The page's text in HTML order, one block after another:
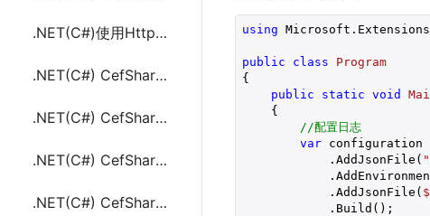
.NET(C#)使用HttpClient请求JSON数据的示例代码
.NET(C#) CefSharp CommandLine开关参数配置和读取网页源代码方法及示例代码
.NET(C#) CefSharp 下载获取页面中指定的文件图片视频等内容(.jpg、.js等)
.NET(C#) CefSharp 处理设置读取网站页面请求中的Cookie
.NET(C#) CefSharp 执行JS(JavaScript)代码及资源清理方法
using
public class
Program
{
public
static void
{
//配置日志
var configuration
            .AddJsonFile(
            .AddJsonFile(
            .Build();